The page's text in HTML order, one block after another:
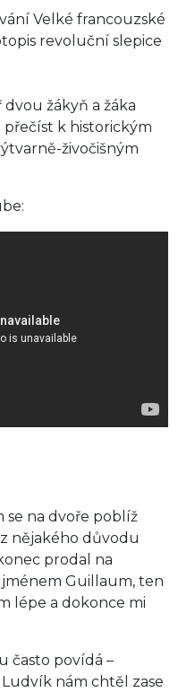
Velké francouzské
revoluční slepice
žákyň a žáka
přečíst k historickým
živočišným
na dvoře poblíž
nějakého důvodu
prodal na
Guillaum, ten
lépe a dokonce mi
často povídá –
Ludvík nám chtěl zase